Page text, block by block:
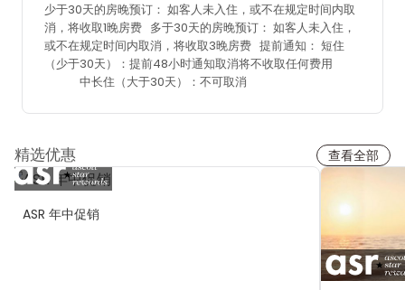
少于30天的房晚预订： 如客人未入住，或不在规定时间内取
消，将收取1晚房费 多于30天的房晚预订： 如客人未入住，
或不在规定时间内取消，将收取3晚房费 提前通知： 短住
（少于30天）：提前48小时通知取消将不收取任何费用
中长住（大于30天）：不可取消
精选优惠 查看全部
ASR 年中促销